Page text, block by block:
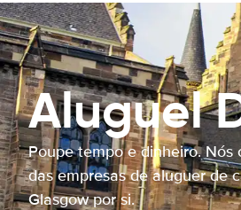
Aluguel
Poupe tempo e dinheiro. Nós
das empresas de aluguer de
Glasgow por si.